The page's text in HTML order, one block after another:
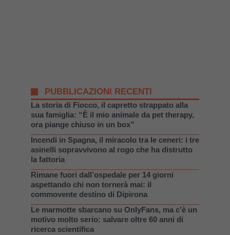
PUBBLICAZIONI RECENTI
La storia di Fiocco, il capretto strappato alla
sua famiglia: “È il mio animale da pet therapy,
ora piange chiuso in un box”
Incendi in Spagna, il miracolo tra le ceneri: i tre
asinelli sopravvivono al rogo che ha distrutto
la fattoria
Rimane fuori dall’ospedale per 14 giorni
aspettando chi non tornerà mai: il
commovente destino di Dipirona
Le marmotte sbarcano su OnlyFans, ma c’è un
motivo molto serio: salvare oltre 60 anni di
ricerca scientifica